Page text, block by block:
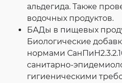
альдегида. Также
водочных продуктов.
БАДы в пищевых
Биологические
нормами
санитарно-
гигиеническими